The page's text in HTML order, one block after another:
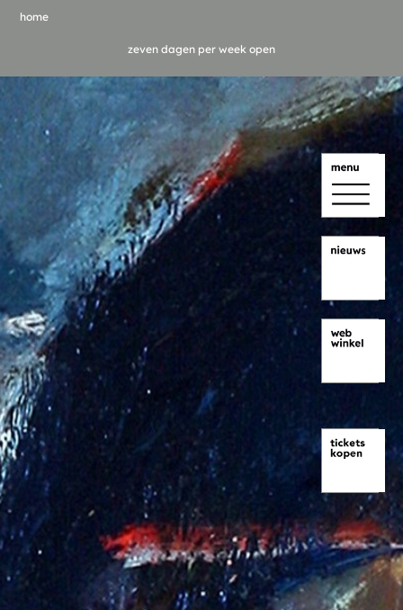
home
zeven dagen per week open